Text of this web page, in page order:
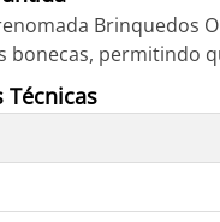
Brinquedos
bonecas, permitindo
Técnicas